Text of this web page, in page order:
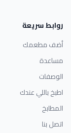
روابط سريعة
أضف مطعمك
مساعدة
الوصفات
اطبخ باللي عندك
المطابخ
اتصل بنا